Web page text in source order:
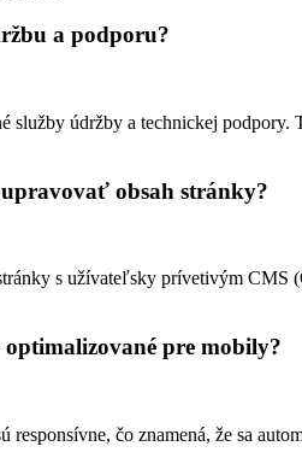
a podporu?
služby údržby a technickej podpory.
obsah stránky?
s užívateľsky prívetivým CMS
optimalizované pre mobily?
responsívne, čo znamená, že sa